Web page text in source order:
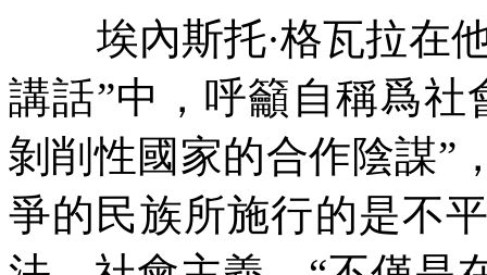
埃內斯托·格瓦拉在
講話”中，呼籲自稱爲社
剝削性國家的合作陰謀”
爭的民族所施行的是不